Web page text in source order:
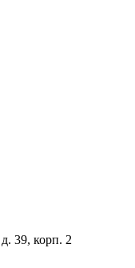
39, корп. 2